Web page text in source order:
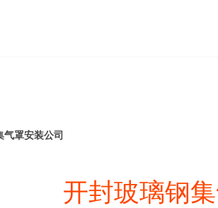
气罩安装公司
开封玻璃钢